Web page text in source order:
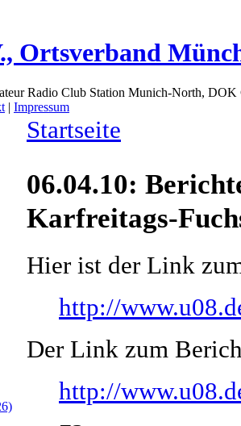
Ortsverband
Radio Club Station Munich-North,
| Impressum
Startseite
06.04.10:
Karfreitags-
Hier ist der Link
http://
Der Link zum
http://